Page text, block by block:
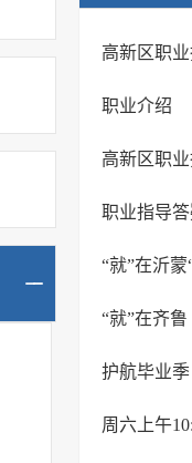
高新区职
职业介绍
高新区职
“就”在沂
“就”在齐
护航毕业
周六上午